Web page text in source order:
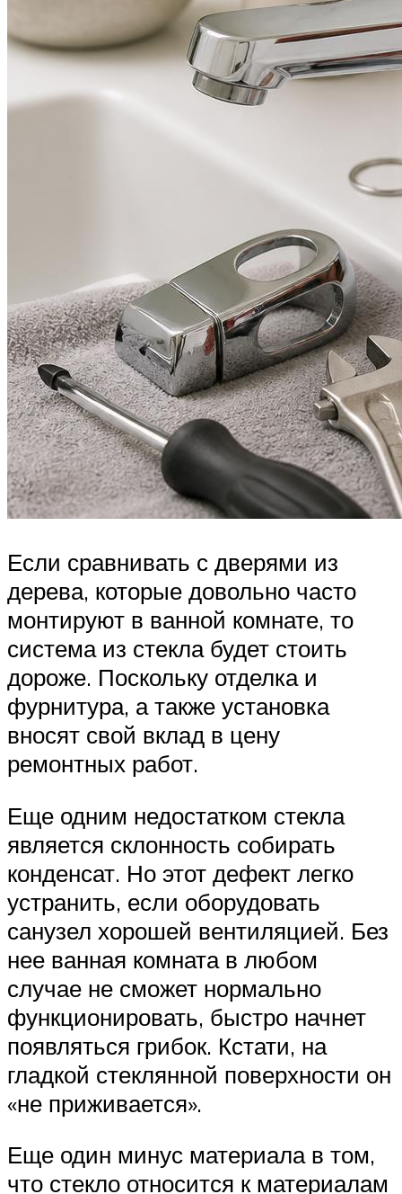
Если сравнивать с дверями из
дерева, которые довольно часто
монтируют в ванной комнате, то
система из стекла будет стоить
дороже. Поскольку отделка и
фурнитура, а также установка
вносят свой вклад в цену
ремонтных работ.
Еще одним недостатком стекла
является склонность собирать
конденсат. Но этот дефект легко
устранить, если оборудовать
санузел хорошей вентиляцией. Без
нее ванная комната в любом
случае не сможет нормально
функционировать, быстро начнет
появляться грибок. Кстати, на
гладкой стеклянной поверхности он
«не приживается».
Еще один минус материала в том,
что стекло относится к материалам